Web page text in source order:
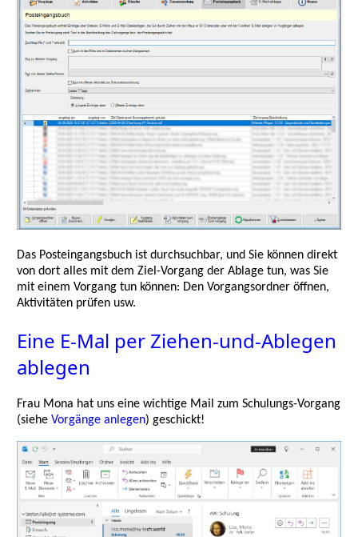
Das Posteingangsbuch ist durchsuchbar, und Sie können direkt
von dort alles mit dem Ziel-Vorgang der Ablage tun, was Sie
mit einem Vorgang tun können: Den Vorgangsordner öffnen,
Aktivitäten prüfen usw.
Eine E-Mal per Ziehen-und-Ablegen
ablegen
Frau Mona hat uns eine wichtige Mail zum Schulungs-Vorgang
(siehe Vorgänge anlegen) geschickt!